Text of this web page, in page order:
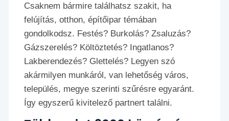
Csaknem bármire találhatsz szakit, ha
felújítás, otthon, építőipar témában
gondolkodsz. Festés? Burkolás? Zsaluzás?
Gázszerelés? Költöztetés? Ingatlanos?
Lakberendezés? Glettelés? Legyen szó
akármilyen munkáról, van lehetőség város,
település, megye szerinti szűrésre egyaránt.
Így egyszerű kivitelező partnert találni.